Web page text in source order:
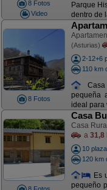
8 Fotos
Video
Parque
dentro de
8 Fotos
(Asturias)
2-12+6
110 km
pequeña
ideal para
Casa
Casa
a 31,8
10
120 km
Es
pequeño